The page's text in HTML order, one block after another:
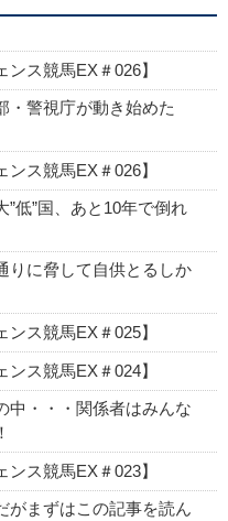
ンス競馬EX＃026】
・警視庁が動き始めた
ンス競馬EX＃026】
低”国、あと10年で倒れ
りに脅して自供とるしか
ンス競馬EX＃025】
ンス競馬EX＃024】
中・・・関係者はみんな
ンス競馬EX＃023】
がまずはこの記事を読ん